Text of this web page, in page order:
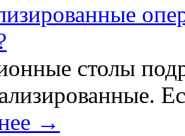
столы
→